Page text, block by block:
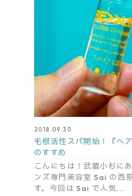
2018.09.30
毛根活性スパ開始！『ヘ
のすすめ
こんにちは！武蔵小杉に
ンズ専門美容室 Sai の西
す。今回は Sai で人気...